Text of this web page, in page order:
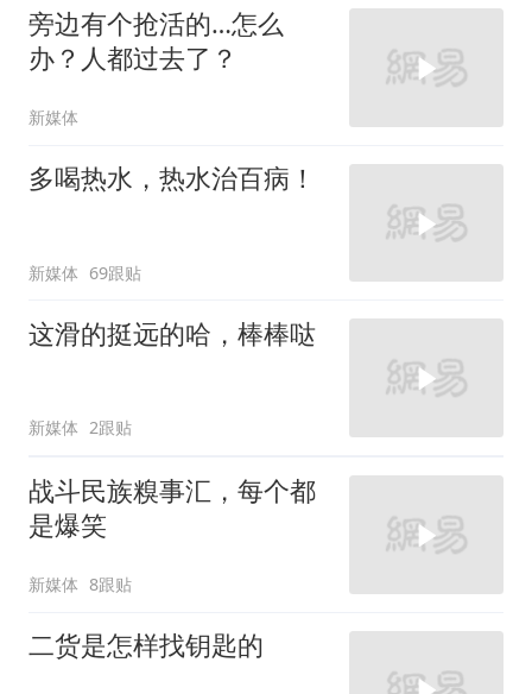
旁边有个抢活的…怎么
办？人都过去了？
新媒体
多喝热水，热水治百病！
新媒体 69跟贴
这滑的挺远的哈，棒棒哒
新媒体 2跟贴
战斗民族糗事汇，每个都
是爆笑
新媒体 8跟贴
二货是怎样找钥匙的